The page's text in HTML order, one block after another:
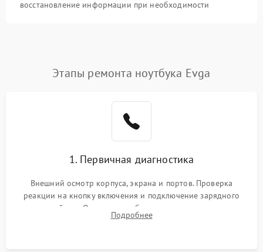
восстановление информации при необходимости
Этапы ремонта ноутбука Evga
1. Первичная диагностика
Внешний осмотр корпуса, экрана и портов. Проверка
реакции на кнопку включения и подключение зарядного
устройства. Оценка потребления тока с помощью
лабораторного блока питания для локализации проблемы.
Подробнее